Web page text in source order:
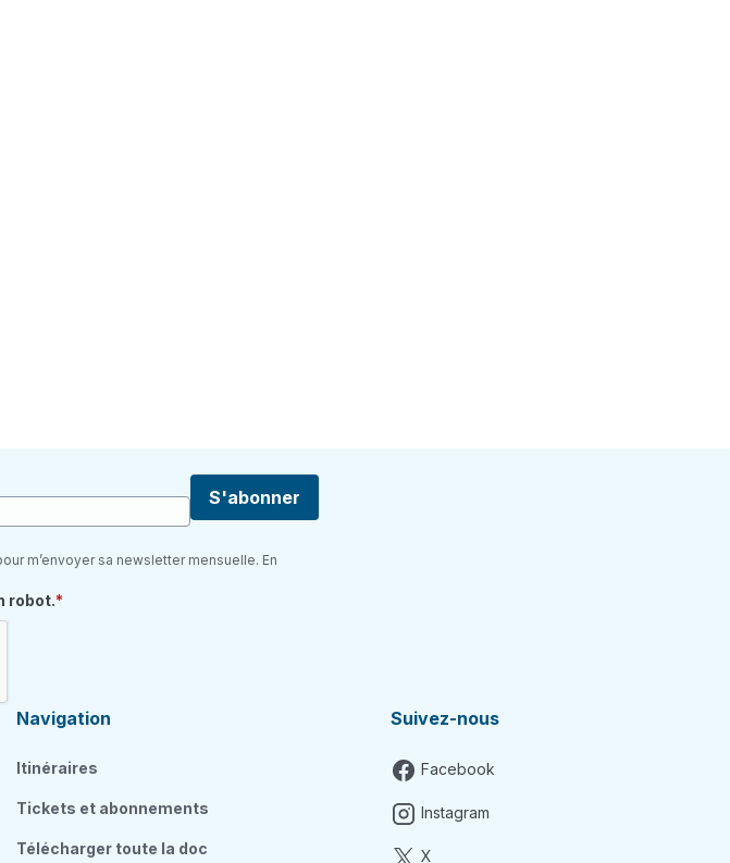
S'abonner
m’envoyer sa newsletter mensuelle. En
robot.
Navigation
Itinéraires
Tickets et abonnements
Télécharger toute la doc
Suivez-nous
Facebook
Instagram
X